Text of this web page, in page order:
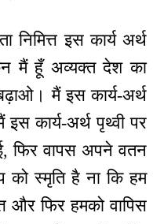
निमित्त इस कार्य अर्थ
मैं हूँ अव्यक्त देश का
मैं इस कार्य-अर्थ
कार्य-अर्थ पृथ्वी पर
फिर वापस अपने वतन
स्मृति है ना कि हम
और फिर हमको वापिस